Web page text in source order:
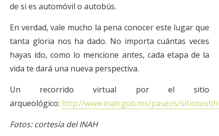
de si es automóvil o autobús.
En verdad, vale mucho la pena conocer este lugar que
tanta gloria nos ha dado. No importa cuántas veces
hayas ido, como lo mencione antes, cada etapa de la
vida te dará una nueva perspectiva.
Un recorrido virtual por el sitio
arqueológico: http://www.inah.gob.mx/paseos/
Fotos: cortesía del INAH